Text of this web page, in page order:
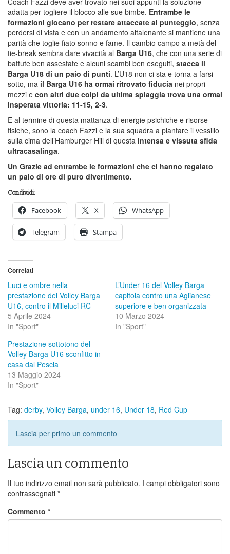
adatta per togliere il blocco alle sue bimbe. Entrambe le
formazioni giocano per restare attaccate al punteggio, senza
perdersi di vista e con un andamento altalenante si mantiene una
parità che toglie fiato sonno e fame. Il cambio campo a metà del
tie-break sembra dare vivacità al Barga U16, che con una serie di
battute ben assestate e alcuni scambi ben eseguiti, stacca il
Barga U18 di un paio di punti. L’U18 non ci sta e torna a farsi
sotto, ma il Barga U16 ha ormai ritrovato fiducia nei propri
mezzi e con altri due colpi da ultima spiaggia trova una ormai
insperata vittoria: 11-15, 2-3.
E al termine di questa mattanza di energie psichiche e risorse
fisiche, sono la coach Fazzi e la sua squadra a piantare il vessillo
sulla cima dell’Hamburger Hill di questa intensa e vissuta sfida
ultracasalinga.
Un Grazie ad entrambe le formazioni che ci hanno regalato
un paio di ore di puro divertimento.
Condividi:
Facebook X WhatsApp
Telegram Stampa
Correlati
Luci e ombre nella
prestazione del Volley Barga
U16, contro il Milleluci RC
5 Aprile 2024
In "Sport"
L’Under 16 del Volley Barga
capitola contro una Aglianese
superiore e ben organizzata
10 Marzo 2024
In "Sport"
Prestazione sottotono del
Volley Barga U16 sconfitto in
casa dal Pescia
13 Maggio 2024
In "Sport"
Tag: derby, Volley Barga, under 16, Under 18, Red Cup
Lascia per primo un commento
Lascia un commento
Il tuo indirizzo email non sarà pubblicato. I campi obbligatori sono
contrassegnati *
Commento *